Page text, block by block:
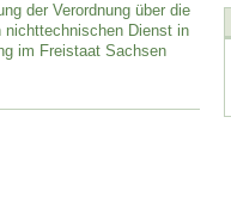
der Verordnung über die
nichttechnischen Dienst in
im Freistaat Sachsen